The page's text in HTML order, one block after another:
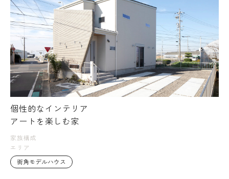
個性的なインテリア
アートを楽しむ家
家族構成
エリア
街角モデルハウス